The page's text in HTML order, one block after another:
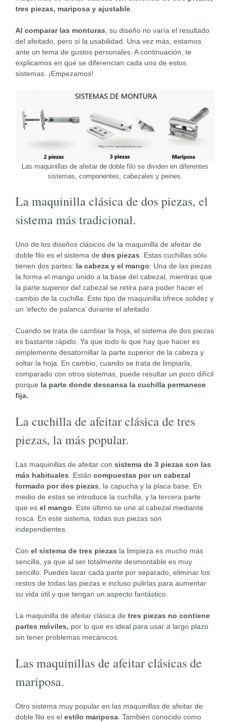
tres piezas, mariposa y ajustable
Al comparar las monturas , su diseño no varía el resultado
del afeitado, pero sí la usabilidad. Una vez más, estamos
ante un tema de gustos personales. A continuación, te
explicamos en qué se diferencian cada uno de estos
sistemas. ¡Empezamos!
Las maquinillas de afeitar de doble filo se dividen en diferentes
sistemas, componentes, cabezales y peines.
La maquinilla clásica de dos piezas, el
sistema más tradicional.
Uno de los diseños clásicos de la maquinilla de afeitar de
doble filo es el sistema de dos piezas . Estas cuchillas sólo
tienen dos partes: la cabeza y el mango . Una de las piezas
la forma el mango unido a la base del cabezal, mientras que
la parte superior del cabezal se retira para poder hacer el
cambio de la cuchilla. Este tipo de maquinilla ofrece solidez y
un ‘efecto de palanca’ durante el afeitado.
Cuando se trata de cambiar la hoja, el sistema de dos piezas
es bastante rápido. Ya que todo lo que hay que hacer es
simplemente desatornillar la parte superior de la cabeza y
soltar la hoja. En cambio, cuando se trata de limpiarla,
comparado con otros sistemas, puede resultar un poco difícil
porque la parte donde descansa la cuchilla permanece
fija.
La cuchilla de afeitar clásica de tres
piezas, la más popular.
Las maquinillas de afeitar con sistema de 3 piezas son las
más habituales . Están compuestas por un cabezal
formado por dos piezas , la capucha y la placa base. En
medio de estas se introduce la cuchilla, y la tercera parte
que es el mango . Este último se une al cabezal mediante
rosca. En este sistema, todas sus piezas son
independientes.
Con el sistema de tres piezas la limpieza es mucho más
sencilla, ya que al ser totalmente desmontable es muy
sencillo. Puedes lavar cada parte por separado, eliminar los
restos de todas las piezas e incluso pulirlas para aumentar
su vida útil y que tengan un aspecto fantástico.
La maquinilla de afeitar clásica de tres piezas no contiene
partes móviles, por lo que es ideal para usar a largo plazo
sin tener problemas mecánicos.
Las maquinillas de afeitar clásicas de
mariposa.
Otro sistema muy popular en las maquinillas de afeitar de
doble filo es el estilo mariposa . También conocido como